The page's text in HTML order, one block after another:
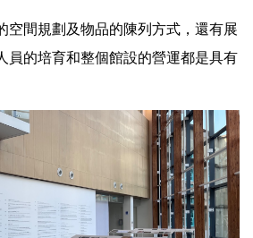
空間規劃及物品的陳列方式，還有展
員的培育和整個館設的營運都是具有